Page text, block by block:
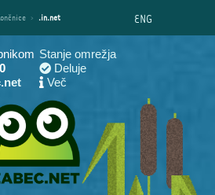
› .in.net ENG
Stanje omrežja
Deluje
Več